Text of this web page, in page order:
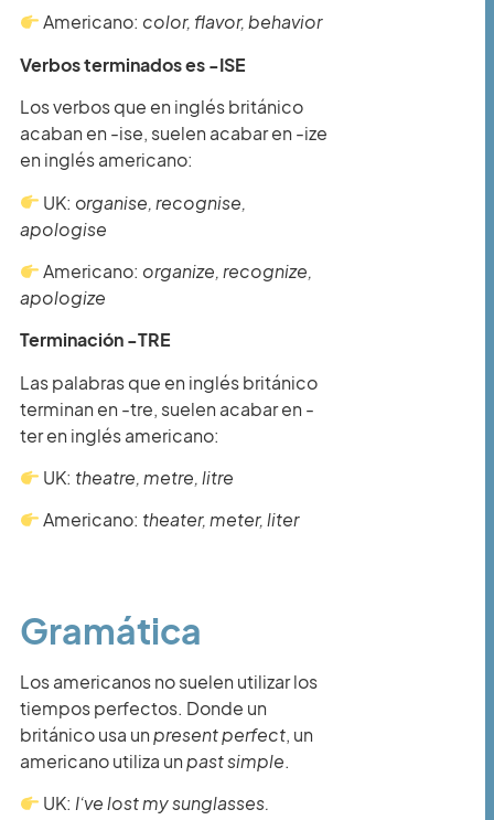
Americano: color, flavor, behavior
Verbos terminados es -ISE
Los verbos que en inglés británico
acaban en -ise, suelen acabar en -ize
en inglés americano:
UK: organise, recognise,
apologise
Americano: organize, recognize,
apologize
Terminación -TRE
Las palabras que en inglés británico
terminan en -tre, suelen acabar en -
ter en inglés americano:
UK: theatre, metre, litre
Americano: theater, meter, liter
Gramática
Los americanos no suelen utilizar los
tiempos perfectos. Donde un
británico usa unpresent perfect, un
americano utiliza unpast simple.
UK:I’ve lost my sunglasses.